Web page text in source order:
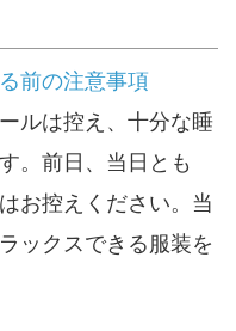
前の注意事項
ルは控え、十分な睡
。前日、当日とも
お控えください。当
ックスできる服装を